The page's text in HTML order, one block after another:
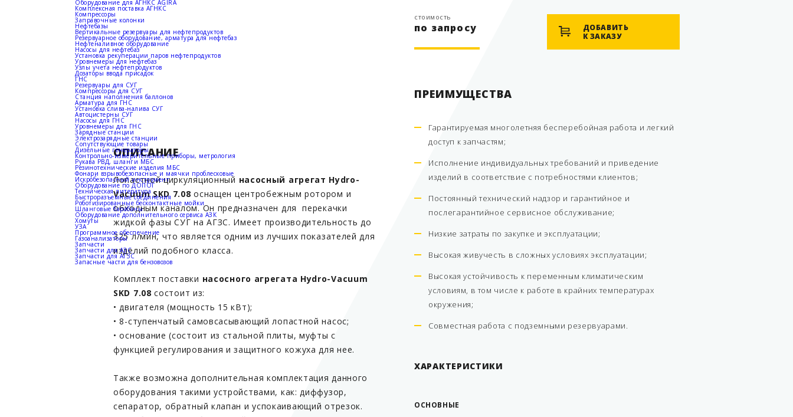
Оборудование для АГНКС AGIRA
Комплексная поставка АГНКС
Компрессоры
Заправочные колонки
Нефтебазы
Вертикальные резервуары для нефтепродуктов
Резервуарное оборудование, арматура для нефтебаз
Нефтеналивное оборудование
Насосы для нефтебаз
Установка рекуперации паров нефтепродуктов
Уровнемеры для нефтебаз
Узлы учета нефтепродуктов
Дозаторы ввода присадок
ГНС
Резервуары для СУГ
Компрессоры для СУГ
Станция наполнения баллонов
Арматура для ГНС
Установка слива-налива СУГ
Автоцистерны СУГ
Насосы для ГНС
Уровнемеры для ГНС
Зарядные станции
Электрозарядные станции
Сопутствующие товары
Дизельные генераторы
Контрольно-измерительные приборы, метрология
Рукава РВД, шланги МБС
Резинотехнические изделия МБС
Фонари взрывобезопасные и маячки проблесковые
Искробезопасный инструмент
Оборудование по ДОПОГ
Техническая литература
Быстроразъемные соединения
Роботизированные бесконтактные мойки
Шланговые барабаны
Оборудование дополнительного сервиса АЗК
Хомуты
УЗА
Программное обеспечение
Газоанализаторы
Запчасти
Запчасти для АЗС
Запчасти для АГЗС
Запасные части для бензовозов
стоимость
по запросу
ДОБАВИТЬ
К ЗАКАЗУ
ПРЕИМУЩЕСТВА
Гарантируемая многолетняя бесперебойная работа и легкий
доступ к запчастям;
Исполнение индивидуальных требований и приведение
изделий в соответствие с потребностями клиентов;
Постоянный технический надзор и гарантийное и
послегарантийное сервисное обслуживание;
Низкие затраты по закупке и эксплуатации;
Высокая живучесть в сложных условиях эксплуатации;
Высокая устойчивость к переменным климатическим
условиям, в том числе к работе в крайних температурах
окружения;
Совместная работа с подземными резервуарами.
ХАРАКТЕРИСТИКИ
ОСНОВНЫЕ
ОПИСАНИЕ
Лопастной циркуляционный насосный агрегат Hydro-
Vacuum SKD 7.08оснащен центробежным ротором и
обходным каналом. Он предназначен для перекачки
жидкой фазы СУГ на АГЗС. Имеет производительность до
325 л/мин, что является одним из лучших показателей для
изделий подобного класса.
Комплект поставки насосного агрегата Hydro-Vacuum
SKD 7.08 состоит из:
• двигателя (мощность 15 кВт);
• 8-ступенчатый самовсасывающий лопастной насос;
• основание (состоит из стальной плиты, муфты с
функцией регулирования и защитного кожуха для нее.
Также возможна дополнительная комплектация данного
оборудования такими устройствами, как: диффузор,
сепаратор, обратный клапан и успокаивающий отрезок.